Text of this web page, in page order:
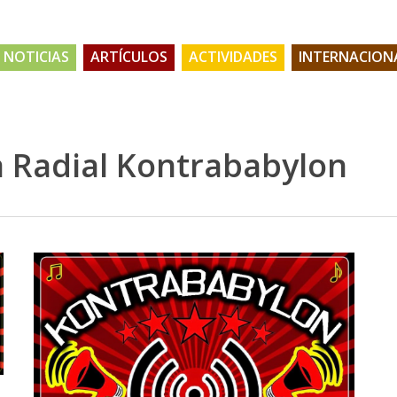
NOTICIAS ARTÍCULOS ACTIVIDADES
Radial Kontrababylon